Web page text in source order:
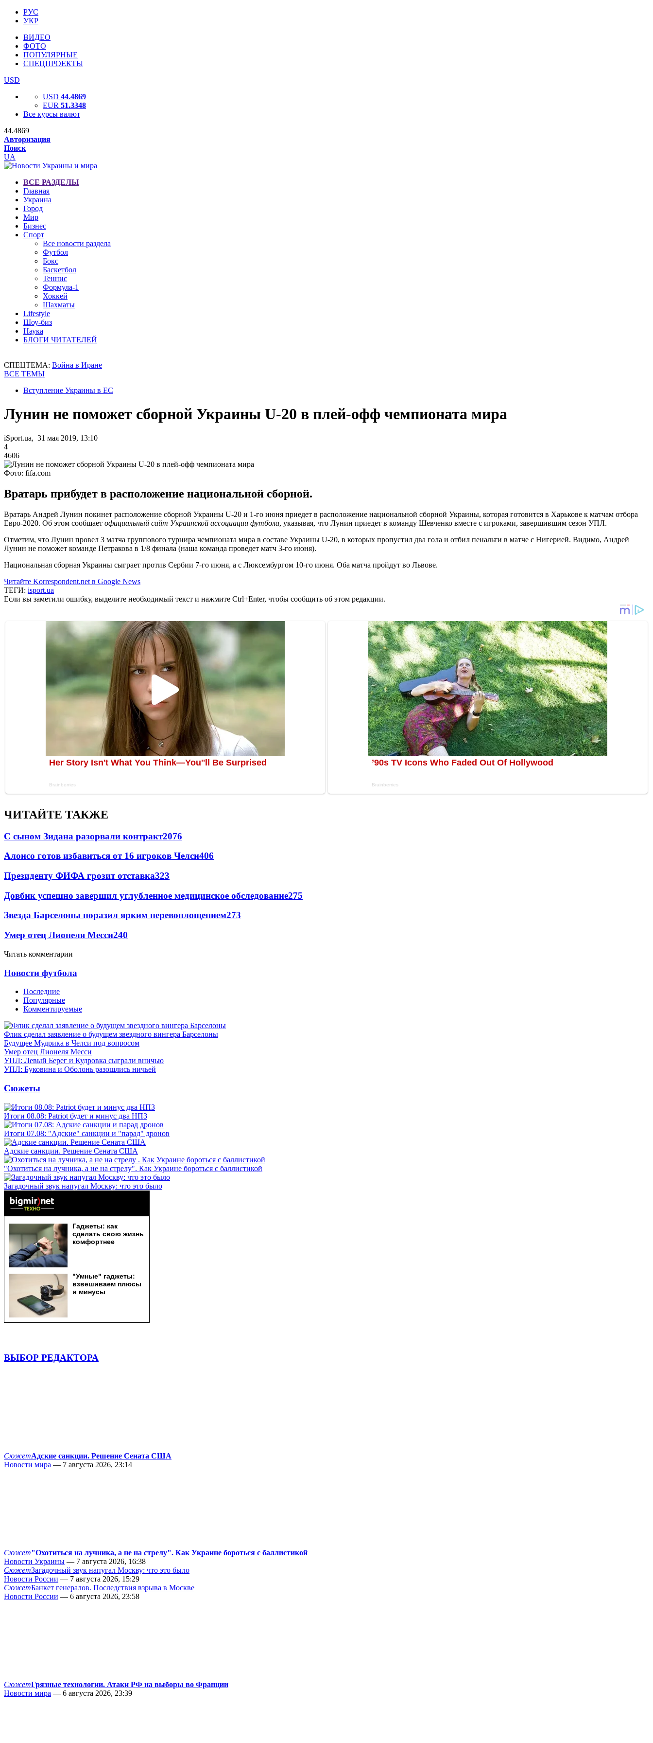
РУС
УКР
ВИДЕО
ФОТО
ПОПУЛЯРНЫЕ
СПЕЦПРОЕКТЫ
USD
USD 44.4869
EUR 51.3348
Все курсы валют
44.4869
Авторизация
Поиск
UA
ВСЕ РАЗДЕЛЫ
Главная
Украина
Город
Мир
Бизнес
Спорт
Все новости раздела
Футбол
Бокс
Баскетбол
Теннис
Формула-1
Хоккей
Шахматы
Lifestyle
Шоу-биз
Наука
БЛОГИ ЧИТАТЕЛЕЙ
СПЕЦТЕМА: Война в Иране
ВСЕ ТЕМЫ
Вступление Украины в ЕС
Лунин не поможет сборной Украины U-20 в плей-офф чемпионата мира
iSport.ua, 31 мая 2019, 13:10
4
4606
Фото: fifa.com
Вратарь прибудет в расположение национальной сборной.
Вратарь Андрей Лунин покинет расположение сборной Украины U-20 и 1-го июня приедет в расположение национальной сборной Украины, которая готовится в Харькове к матчам отбора
Евро-2020. Об этом сообщает официальный сайт Украинской ассоциации футбола, указывая, что Лунин приедет в команду Шевченко вместе с игроками, завершившим сезон УПЛ.
Отметим, что Лунин провел 3 матча группового турнира чемпионата мира в составе Украины U-20, в которых пропустил два гола и отбил пенальти в матче с Нигерией. Видимо, Андрей
Лунин не поможет команде Петракова в 1/8 финала (наша команда проведет матч 3-го июня).
Национальная сборная Украины сыграет против Сербии 7-го июня, а с Люксембургом 10-го июня. Оба матча пройдут во Львове.
Читайте Korrespondent.net в Google News
ТЕГИ: isport.ua
Если вы заметили ошибку, выделите необходимый текст и нажмите Ctrl+Enter, чтобы сообщить об этом редакции.
ЧИТАЙТЕ ТАКЖЕ
С сыном Зидана разорвали контракт2076
Алонсо готов избавиться от 16 игроков Челси406
Президенту ФИФА грозит отставка323
Довбик успешно завершил углубленное медицинское обследование275
Звезда Барселоны поразил ярким перевоплощением273
Умер отец Лионеля Месси240
Читать комментарии
Новости футбола
Последние
Популярные
Комментируемые
Флик сделал заявление о будущем звездного вингера Барселоны
Будущее Мудрика в Челси под вопросом
Умер отец Лионеля Месси
УПЛ: Левый Берег и Кудровка сыграли вничью
УПЛ: Буковина и Оболонь разошлись ничьей
Сюжеты
Итоги 08.08: Patriot будет и минус два НПЗ
Итоги 07.08: "Адские" санкции и "парад" дронов
Адские санкции. Решение Сената США
"Охотиться на лучника, а не на стрелу". Как Украине бороться с баллистикой
Загадочный звук напугал Москву: что это было
ВЫБОР РЕДАКТОРА
СюжетАдские санкции. Решение Сената США
Новости мира — 7 августа 2026, 23:14
Сюжет"Охотиться на лучника, а не на стрелу". Как Украине бороться с баллистикой
Новости Украины — 7 августа 2026, 16:38
СюжетЗагадочный звук напугал Москву: что это было
Новости России — 7 августа 2026, 15:29
СюжетБанкет генералов. Последствия взрыва в Москве
Новости России — 6 августа 2026, 23:58
СюжетГрязные технологии. Атаки РФ на выборы во Франции
Новости мира — 6 августа 2026, 23:39